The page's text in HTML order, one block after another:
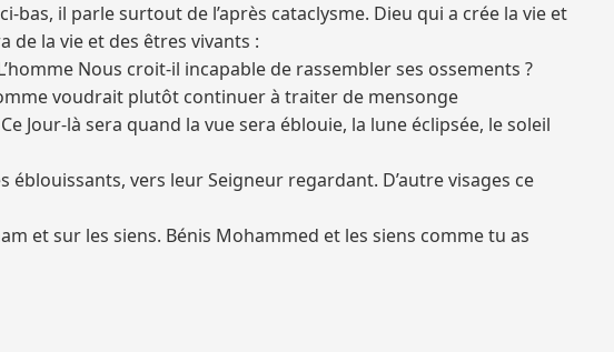
il parle surtout de l’après cataclysme. Dieu qui a crée la vie et
de la vie et des êtres vivants :
Nous croit-il incapable de rassembler ses ossements ?
voudrait plutôt continuer à traiter de mensonge
Jour-là sera quand la vue sera éblouie, la lune éclipsée, le soleil
éblouissants, vers leur Seigneur regardant. D’autre visages ce
et sur les siens. Bénis Mohammed et les siens comme tu as